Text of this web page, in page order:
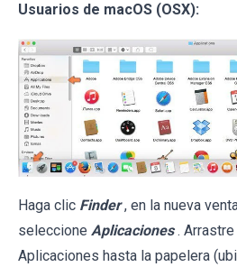
Usuarios de macOS (OSX):
Haga clic Finder , en la nueva
seleccione Aplicaciones .
Aplicaciones hasta la papelera